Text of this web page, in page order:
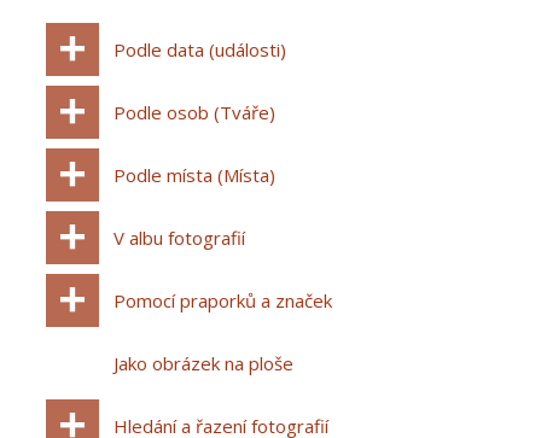
Podle data (události)
Podle osob (Tváře)
Podle místa (Místa)
V albu fotografií
Pomocí praporků a značek
Jako obrázek na ploše
Hledání a řazení fotografií